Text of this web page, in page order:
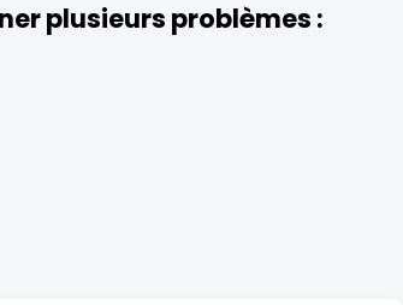
plusieurs problèmes :